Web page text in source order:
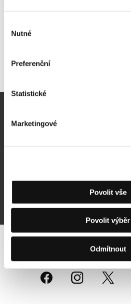
souhlasu
Nutné
Preferenční
Statistické
Marketingové
Povolit vše
Povolit výběr
Odmítnout
Sledujte nás na síti: